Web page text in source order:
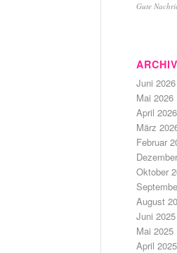
Gute
ARCHIV
Juni 2026
Mai 2026
April 2026
März
Februar
Oktober
August
Juni 2025
Mai 2025
April 2025